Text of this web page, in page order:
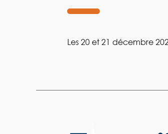
Les 20 et 21 décembre